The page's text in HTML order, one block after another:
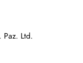
Paz. Ltd.